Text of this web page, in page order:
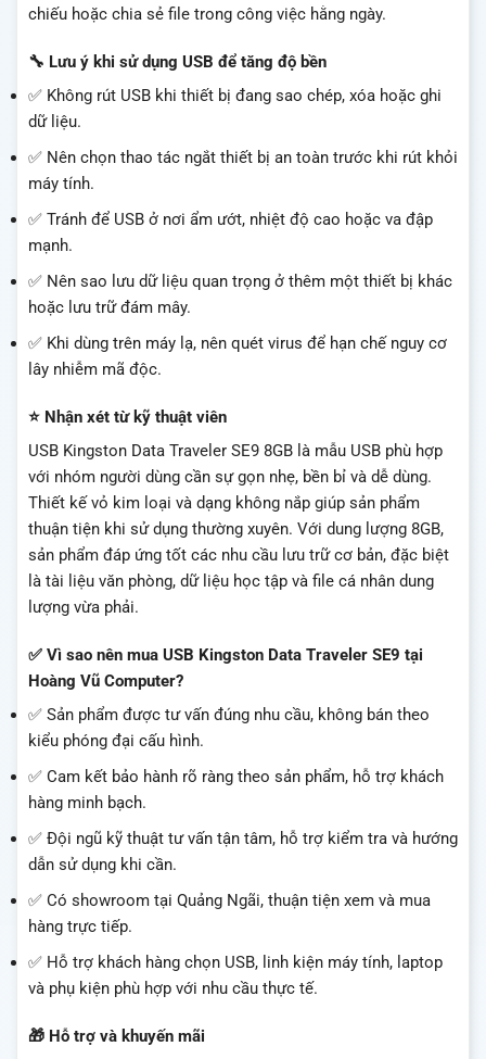
chiếu hoặc chia sẻ file trong công việc hằng ngày.
🔧 Lưu ý khi sử dụng USB để tăng độ bền
✅ Không rút USB khi thiết bị đang sao chép, xóa hoặc ghi
dữ liệu.
✅ Nên chọn thao tác ngắt thiết bị an toàn trước khi rút khỏi
máy tính.
✅ Tránh để USB ở nơi ẩm ướt, nhiệt độ cao hoặc va đập
mạnh.
✅ Nên sao lưu dữ liệu quan trọng ở thêm một thiết bị khác
hoặc lưu trữ đám mây.
✅ Khi dùng trên máy lạ, nên quét virus để hạn chế nguy cơ
lây nhiễm mã độc.
⭐ Nhận xét từ kỹ thuật viên
USB Kingston Data Traveler SE9 8GB là mẫu USB phù hợp
với nhóm người dùng cần sự gọn nhẹ, bền bỉ và dễ dùng.
Thiết kế vỏ kim loại và dạng không nắp giúp sản phẩm
thuận tiện khi sử dụng thường xuyên. Với dung lượng 8GB,
sản phẩm đáp ứng tốt các nhu cầu lưu trữ cơ bản, đặc biệt
là tài liệu văn phòng, dữ liệu học tập và file cá nhân dung
lượng vừa phải.
✅ Vì sao nên mua USB Kingston Data Traveler SE9 tại
Hoàng Vũ Computer?
✅ Sản phẩm được tư vấn đúng nhu cầu, không bán theo
kiểu phóng đại cấu hình.
✅ Cam kết bảo hành rõ ràng theo sản phẩm, hỗ trợ khách
hàng minh bạch.
✅ Đội ngũ kỹ thuật tư vấn tận tâm, hỗ trợ kiểm tra và hướng
dẫn sử dụng khi cần.
✅ Có showroom tại Quảng Ngãi, thuận tiện xem và mua
hàng trực tiếp.
✅ Hỗ trợ khách hàng chọn USB, linh kiện máy tính, laptop
và phụ kiện phù hợp với nhu cầu thực tế.
🎁 Hỗ trợ và khuyến mãi